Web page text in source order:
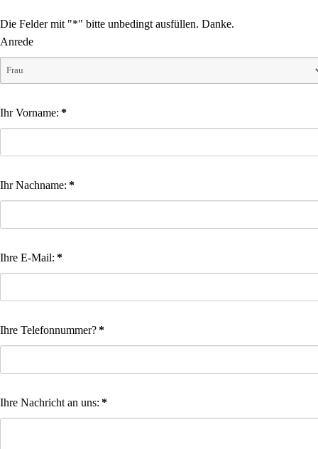
Die Felder mit "*" bitte unbedingt ausfüllen. Danke.
Anrede
Ihr Vorname: *
Ihr Nachname: *
Ihre E-Mail: *
Ihre Telefonnummer?*
Ihre Nachricht an uns: *